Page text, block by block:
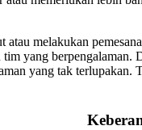
melakukan
yang
yang tak terlupakan.